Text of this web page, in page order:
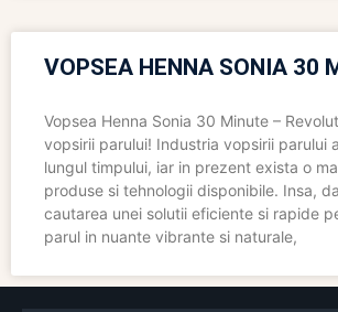
VOPSEA HENNA SONIA 30
Vopsea Henna Sonia 30 Minute –
vopsirii parului! Industria vopsirii parului
lungul timpului, iar in prezent exista o
produse si tehnologii disponibile. Insa,
cautarea unei solutii eficiente si rapide
parul in nuante vibrante si naturale,